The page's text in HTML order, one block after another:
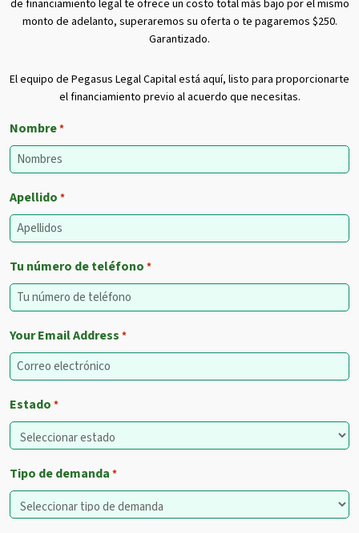
de financiamiento legal te ofrece un costo total más bajo por el mismo
monto de adelanto, superaremos su oferta o te pagaremos $250.
Garantizado.
El equipo de Pegasus Legal Capital está aquí, listo para proporcionarte
el financiamiento previo al acuerdo que necesitas.
Nombre*
Apellido *
Tu número de teléfono *
Your Email Address *
Estado *
Tipo de demanda *